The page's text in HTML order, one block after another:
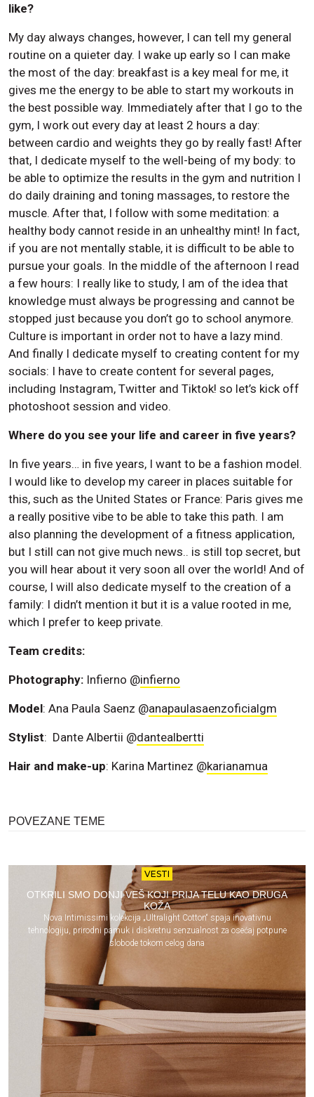
like?
My day always changes, however, I can tell my general
routine on a quieter day. I wake up early so I can make
the most of the day: breakfast is a key meal for me, it
gives me the energy to be able to start my workouts in
the best possible way. Immediately after that I go to the
gym, I work out every day at least 2 hours a day:
between cardio and weights they go by really fast! After
that, I dedicate myself to the well-being of my body: to
be able to optimize the results in the gym and nutrition I
do daily draining and toning massages, to restore the
muscle. After that, I follow with some meditation: a
healthy body cannot reside in an unhealthy mint! In fact,
if you are not mentally stable, it is difficult to be able to
pursue your goals. In the middle of the afternoon I read
a few hours: I really like to study, I am of the idea that
knowledge must always be progressing and cannot be
stopped just because you don’t go to school anymore.
Culture is important in order not to have a lazy mind.
And finally I dedicate myself to creating content for my
socials: I have to create content for several pages,
including Instagram, Twitter and Tiktok! so let’s kick off
photoshoot session and video.
Where do you see your life and career in five years?
In five years… in five years, I want to be a fashion model.
I would like to develop my career in places suitable for
this, such as the United States or France: Paris gives me
a really positive vibe to be able to take this path. I am
also planning the development of a fitness application,
but I still can not give much news.. is still top secret, but
you will hear about it very soon all over the world! And of
course, I will also dedicate myself to the creation of a
family: I didn’t mention it but it is a value rooted in me,
which I prefer to keep private.
Team credits:
Photography: Infierno @infierno
Model: Ana Paula Saenz @anapaulasaenzoficialgm
Stylist: Dante Albertii @dantealbertti
Hair and make-up: Karina Martinez @karianamua
POVEZANE TEME
VESTI
OTKRILI SMO DONJI VEŠ KOJI PRIJA TELU KAO DRUGA
KOŽA
Nova Intimissimi kolekcija „Ultralight Cotton“ spaja inovativnu
tehnologiju, prirodni pamuk i diskretnu senzualnost za osećaj potpune
slobode tokom celog dana